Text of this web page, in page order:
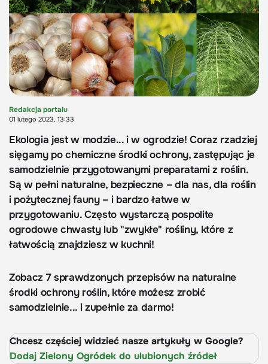
Redakcja portalu
01 lutego 2023, 13:33
Ekologia jest w modzie... i w ogrodzie! Coraz rzadziej
sięgamy po chemiczne środki ochrony, zastępując je
samodzielnie przygotowanymi preparatami z roślin.
Są w pełni naturalne, bezpieczne – dla nas, dla roślin
i pożytecznej fauny – i bardzo łatwe w
przygotowaniu. Często wystarczą pospolite
ogrodowe chwasty lub "zwykłe" rośliny, które z
łatwością znajdziesz w kuchni!
Zobacz 7 sprawdzonych przepisów na naturalne
środki ochrony roślin, które możesz zrobić
samodzielnie... i zupełnie za darmo!
Chcesz częściej widzieć nasze artykuły w Google?
Dodaj Zielony Ogródek do ulubionych źródeł